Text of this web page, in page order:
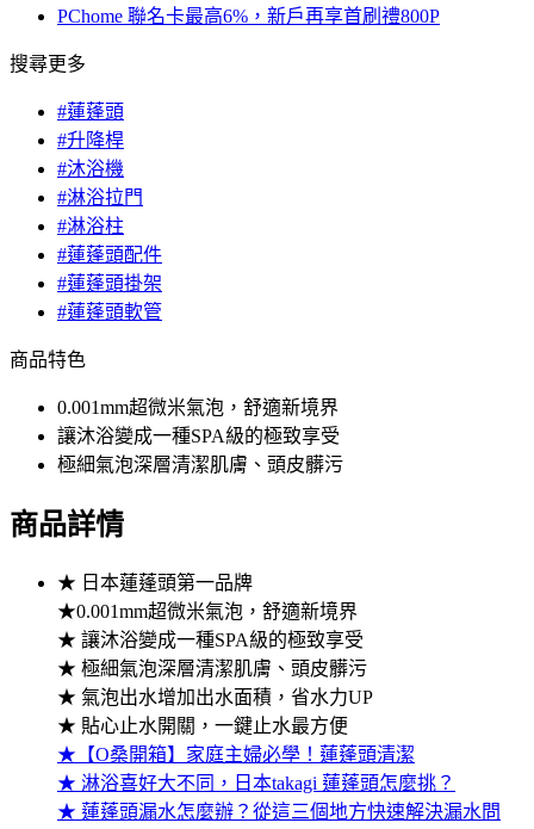
PChome 聯名卡最高6%，新戶再享首刷禮800P
搜尋更多
#蓮蓬頭
#升降桿
#沐浴機
#淋浴拉門
#淋浴柱
#蓮蓬頭配件
#蓮蓬頭掛架
#蓮蓬頭軟管
商品特色
0.001mm超微米氣泡，舒適新境界
讓沐浴變成一種SPA級的極致享受
極細氣泡深層清潔肌膚、頭皮髒污
商品詳情
★ 日本蓮蓬頭第一品牌
★0.001mm超微米氣泡，舒適新境界
★ 讓沐浴變成一種SPA級的極致享受
★ 極細氣泡深層清潔肌膚、頭皮髒污
★ 氣泡出水增加出水面積，省水力UP
★ 貼心止水開關，一鍵止水最方便
★【O桑開箱】家庭主婦必學！蓮蓬頭清潔
★ 淋浴喜好大不同，日本takagi 蓮蓬頭怎麼挑？
★ 蓮蓬頭漏水怎麼辦？從這三個地方快速解決漏水問